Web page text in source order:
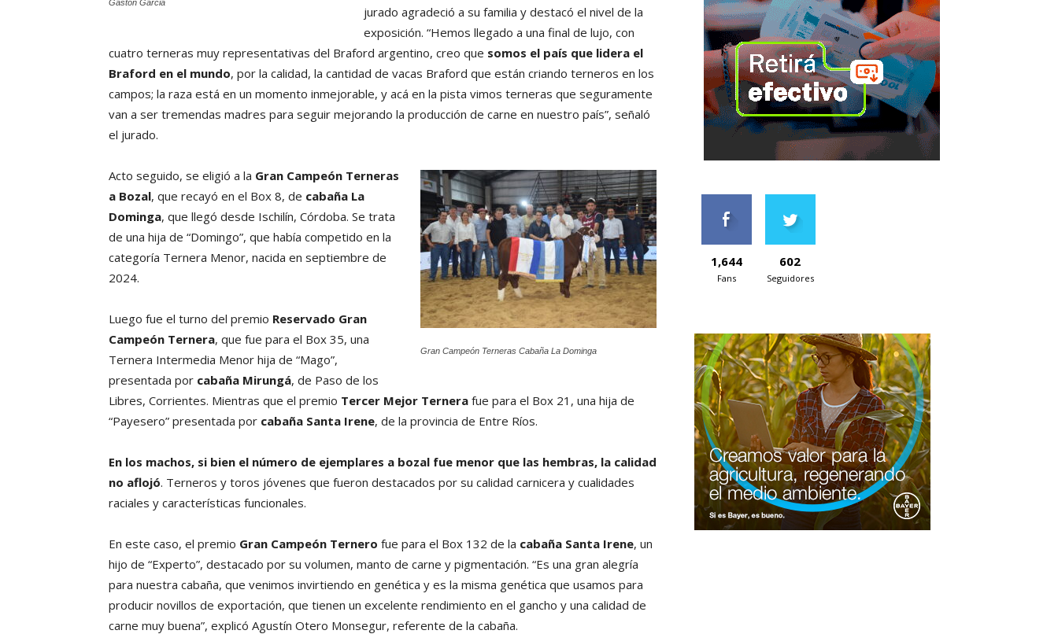
Gastón Garcia
jurado agradeció a su familia y destacó el nivel de la
exposición. “Hemos llegado a una final de lujo, con
cuatro terneras muy representativas del Braford argentino, creo que somos el país que lidera el
Braford en el mundo, por la calidad, la cantidad de vacas Braford que están criando terneros en los
campos; la raza está en un momento inmejorable, y acá en la pista vimos terneras que seguramente
van a ser tremendas madres para seguir mejorando la producción de carne en nuestro país”, señaló
el jurado.
Gran Campeón Terneras Cabaña La Dominga
Acto seguido, se eligió a la Gran Campeón Terneras
a Bozal, que recayó en el Box 8, de cabaña La
Dominga, que llegó desde Ischilín, Córdoba. Se trata
de una hija de “Domingo”, que había competido en la
categoría Ternera Menor, nacida en septiembre de
2024.
Luego fue el turno del premio Reservado Gran
Campeón Ternera, que fue para el Box 35, una
Ternera Intermedia Menor hija de “Mago”,
presentada por cabaña Mirungá, de Paso de los
Libres, Corrientes. Mientras que el premio Tercer Mejor Ternera fue para el Box 21, una hija de
“Payesero” presentada por cabaña Santa Irene, de la provincia de Entre Ríos.
En los machos, si bien el número de ejemplares a bozal fue menor que las hembras, la calidad
no aflojó. Terneros y toros jóvenes que fueron destacados por su calidad carnicera y cualidades
raciales y características funcionales.
En este caso, el premio Gran Campeón Ternero fue para el Box 132 de la cabaña Santa Irene, un
hijo de “Experto”, destacado por su volumen, manto de carne y pigmentación. “Es una gran alegría
para nuestra cabaña, que venimos invirtiendo en genética y es la misma genética que usamos para
producir novillos de exportación, que tienen un excelente rendimiento en el gancho y una calidad de
carne muy buena”, explicó Agustín Otero Monsegur, referente de la cabaña.
1,644
Fans
602
Seguidores